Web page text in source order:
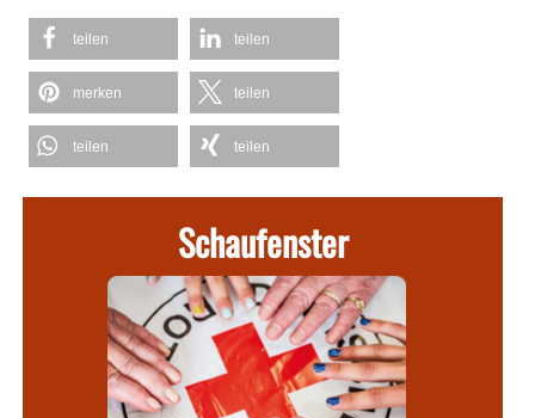
teilen teilen
merken teilen
teilen teilen
Schaufenster